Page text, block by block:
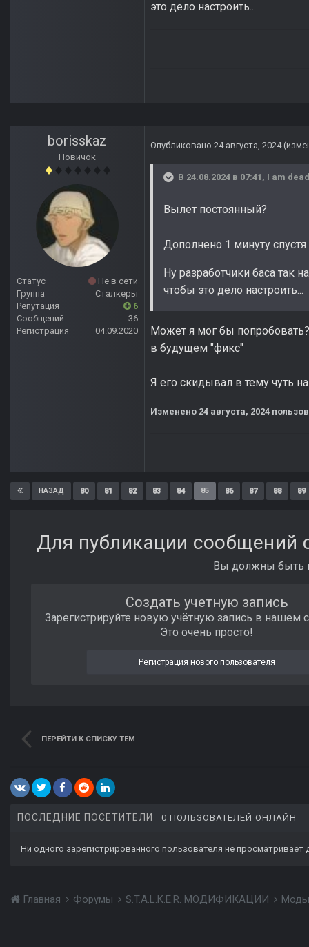
это дело настроить...
borisskaz
Новичок
Статус
Не в сети
Группа
Сталкеры
Репутация
6
Сообщений
36
Регистрация
04.09.2020
Опубликовано 24 августа, 2024
В 24.08.2024 в 07:41, I am dead
Вылет постоянный?
Дополнено 1 минуту спустя
Ну разработчики баса так
чтобы это дело настроить...
Может я мог бы
в будущем "фикс"
Я его скидывал в тему чуть
Изменено 24 августа, 2024
НАЗАД 80 81 82 83 84 85 86 87 88 89
Для публикации сообщений
Вы должны быть
Создать учетную запись
Зарегистрируйте новую учётную запись в нашем
Это очень просто!
Регистрация нового пользователя
ПЕРЕЙТИ К СПИСКУ ТЕМ
ПОСЛЕДНИЕ ПОСЕТИТЕЛИ 0 ПОЛЬЗОВАТЕЛЕЙ ОНЛАЙН
Ни одного зарегистрированного пользователя не просматривает
Главная Форумы S.T.A.L.K.E.R. МОДИФИКАЦИИ